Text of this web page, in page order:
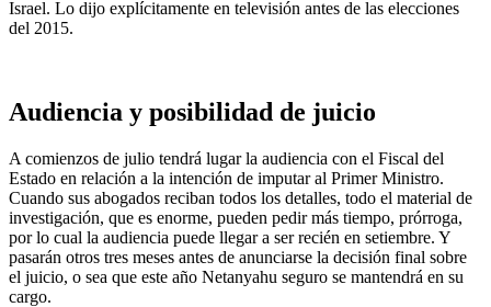
Israel. Lo dijo explícitamente en televisión antes de las elecciones
del 2015.
Audiencia y posibilidad de juicio
A comienzos de julio tendrá lugar la audiencia con el Fiscal del
Estado en relación a la intención de imputar al Primer Ministro.
Cuando sus abogados reciban todos los detalles, todo el material de
investigación, que es enorme, pueden pedir más tiempo, prórroga,
por lo cual la audiencia puede llegar a ser recién en setiembre. Y
pasarán otros tres meses antes de anunciarse la decisión final sobre
el juicio, o sea que este año Netanyahu seguro se mantendrá en su
cargo.